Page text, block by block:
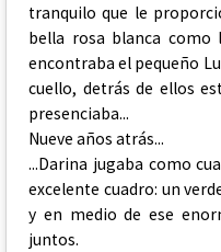
tranquilo que le
bella rosa blanca como
encontraba el pequeño
cuello, detrás de ellos
presenciaba...
Nueve años atrás...
...Darina jugaba como
excelente cuadro: un
y en medio de ese
juntos.